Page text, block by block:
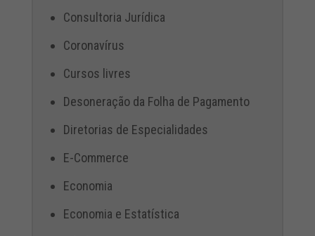
Consultoria Jurídica
Coronavírus
Cursos livres
Desoneração da Folha de Pagamento
Diretorias de Especialidades
E-Commerce
Economia
Economia e Estatística